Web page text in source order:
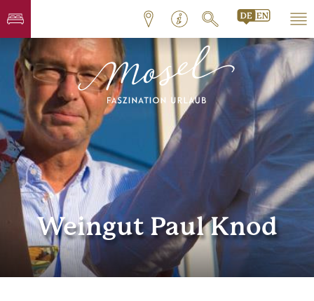
Weingut Paul Knod